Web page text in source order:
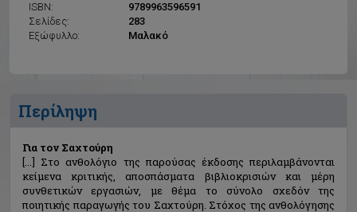
ISBN:
9789963596591
Σελίδες:
283
Εξώφυλλο:
Μαλακό
Περίληψη
Για τον Σαχτούρη
[...] Στο ανθολόγιο της παρούσας έκδοσης περιλαμβάνονται
κείμενα κριτικής, αποσπάσματα βιβλιοκρισιών και μέρη
συνθετικών εργασιών, με θέμα το σύνολο σχεδόν της
ποιητικής παραγωγής του Σαχτούρη. Στόχος της ανθολόγησης